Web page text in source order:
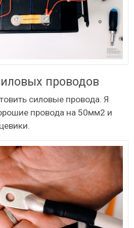
проводов
силовые провода. Я
провода на 50мм2 и